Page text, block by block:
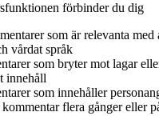
förbinder du dig
som är relevanta med
vårdat språk
som bryter mot lagar
innehåll
som innehåller
flera gånger eller